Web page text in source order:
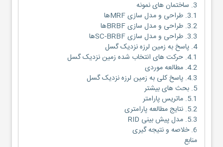
3. ساختمان های نمونه
3.1. طراحی و مدل سازی MRFها
3.2. طراحی و مدل سازی BRBFها
3.3. طراحی و مدل سازی SC-BRBFها
4. پاسخ به زمین لرزه نزدیک گسل
4.1. حرکت های انتخاب شده زمین نزدیک گسل
4.2. مطالعه موردی
4.3. پاسخ کلی به زمین لرزه نزدیک گسل
5. بحث های بیشتر
5.1. ماتریس پارامتر
5.2. نتایج مطالعه پارامتری
5.3. مدل پیش بینی RID
6. خلاصه و نتیجه گیری
منابع